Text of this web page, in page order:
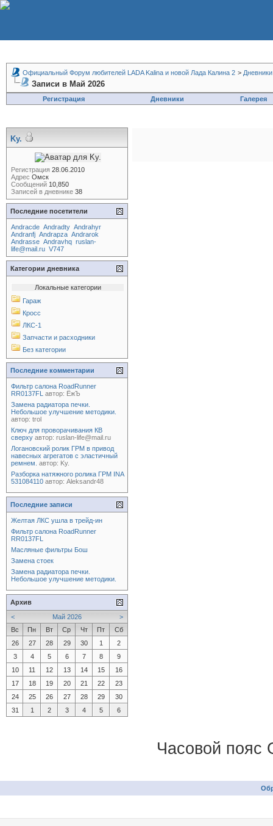
Официальный Форум любителей LADA Kalina и новой Лада Калина 2 > Дневники
Записи в Май 2026
Регистрация Дневники Галерея
Ky.
Регистрация 28.06.2010
Адрес Омск
Сообщений 10,850
Записей в дневнике 38
Последние посетители
Andracde Andradty Andrahyr
Andranfj Andrapza Andrarok
Andrasse Andravhq ruslan-
life@mail.ru V747
Категории дневника
Локальные категории
Гараж
Кросс
ЛКС-1
Запчасти и расходники
Без категории
Последние комментарии
Фильтр салона RoadRunner
RR0137FL автор: ЁжЪ
Замена радиатора печки.
Небольшое улучшение методики.
автор: trol
Ключ для проворачивания КВ
сверху автор: ruslan-life@mail.ru
Логановский ролик ГРМ в привод
навесных агрегатов с эластичный
ремнем. автор: Ky.
Разборка натяжного ролика ГРМ INA
531084110 автор: Aleksandr48
Последние записи
Желтая ЛКС ушла в трейд-ин
Фильтр салона RoadRunner
RR0137FL
Масляные фильтры Бош
Замена стоек
Замена радиатора печки.
Небольшое улучшение методики.
Архив
<
>
Май 2026
Вс
Пн Вт Ср Чт Пт
Сб
26
27 28 29 30 1
2
3
4 5 6 7 8
9
10
11 12 13 14 15
16
17
18 19 20 21 22
23
24
25 26 27 28 29
30
31
1 2 3 4 5 6
Часовой пояс